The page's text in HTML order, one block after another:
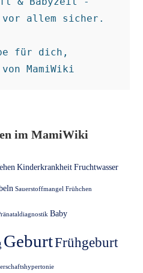
vor allem sicher.
für dich,
MamiWiki
im MamiWiki
Kinderkrankheit Fruchtwasser
Sauerstoffmangel Frühchen
Baby
GeburtFrühgeburt